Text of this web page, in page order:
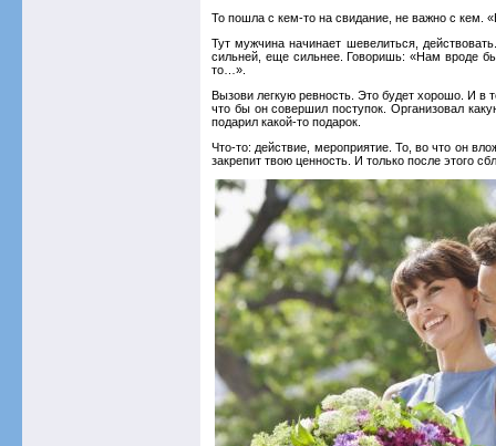
То пошла с кем-то на свидание, не важно с кем.
Тут мужчина начинает шевелиться,
сильней, еще сильнее. Говоришь: «Нам вроде
то…».
Вызови легкую ревность. Это будет хорошо. И в
что бы он совершил поступок. Организовал
подарил какой-то подарок.
Что-то: действие, мероприятие. То, во что он
закрепит твою ценность. И только после этого